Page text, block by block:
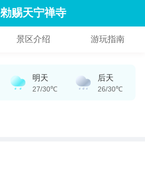
勑赐天宁禅寺
景区介绍 游玩指南
明天
27/30℃
后天
26/30℃